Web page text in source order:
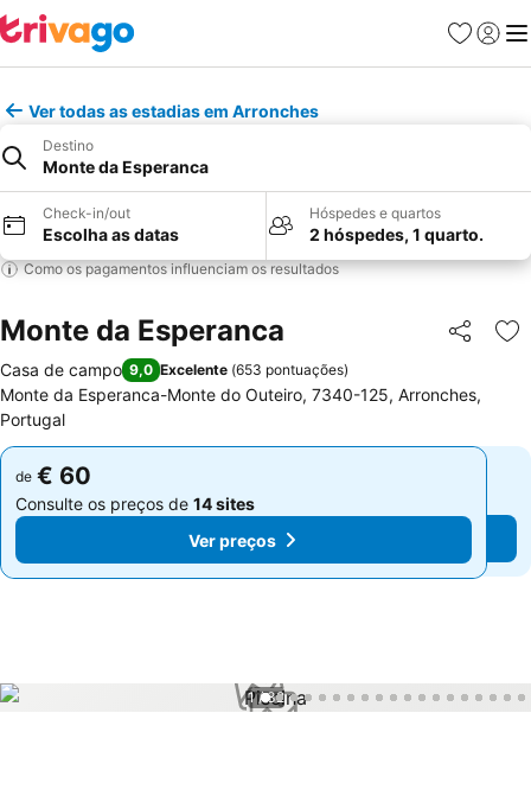
Favoritos
Iniciar
Ver todas as estadias em Arronches
Destino
Monte da Esperanca
Check-in/out
Escolha as datas
Hóspedes e quartos
2 hóspedes, 1 quarto.
Como os pagamentos influenciam os resultados
Monte da Esperanca Partilhar
Casa de campo 9,0 Excelente (653 pontuações)
Monte da Esperanca-Monte do Outeiro, 7340-125, Arronches,
Portugal
de € 60
Consulte os preços de 14 sites
Ver preços
de € 60
Consulte os preços de 14 sites
Ver preços
1 / 32